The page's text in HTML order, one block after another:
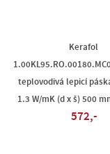
Kerafol
teplovodivá lepicí
1.3 W/mK (d x š) 500
572,-